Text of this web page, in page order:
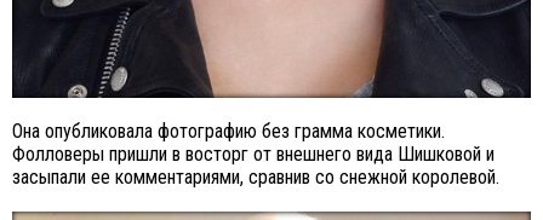
Она опубликовала фотографию без грамма косметики.
Фолловеры пришли в восторг от внешнего вида Шишковой и
засыпали ее комментариями, сравнив со снежной королевой.